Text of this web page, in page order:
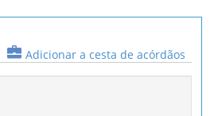
Adicionar a cesta de acórdãos